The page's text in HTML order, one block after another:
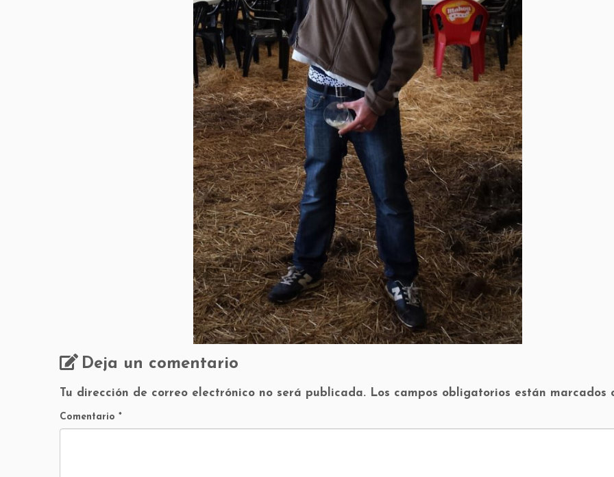
Deja un comentario
Tu dirección de correo electrónico no será publicada. Los campos obligatorios están marcados
Comentario *